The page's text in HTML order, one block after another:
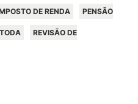
DE RENDA PENSÃO
REVISÃO DE